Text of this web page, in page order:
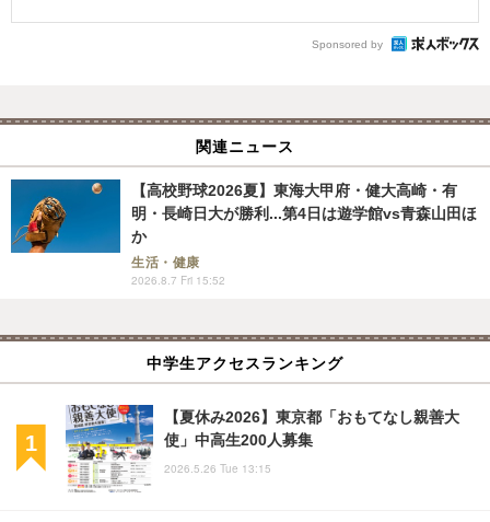
Sponsored by
関連ニュース
【高校野球2026夏】東海大甲府・健大高崎・有
明・長崎日大が勝利...第4日は遊学館vs青森山田ほ
か
生活・健康
2026.8.7 Fri 15:52
中学生アクセスランキング
【夏休み2026】東京都「おもてなし親善大
使」中高生200人募集
2026.5.26 Tue 13:15